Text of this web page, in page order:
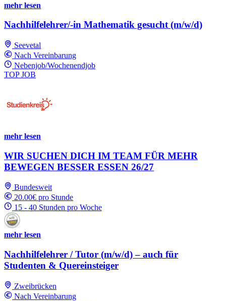
mehr lesen
Nachhilfelehrer/-in Mathematik gesucht (m/w/d)
Seevetal
Nach Vereinbarung
Nebenjob/Wochenendjob
TOP JOB
mehr lesen
WIR SUCHEN DICH IM TEAM FÜR MEHR
BEWEGEN BESSER ESSEN 26/27
Bundesweit
20.00€ pro Stunde
15 - 40 Stunden pro Woche
mehr lesen
Nachhilfelehrer / Tutor (m/w/d) – auch für
Studenten & Quereinsteiger
Zweibrücken
Nach Vereinbarung